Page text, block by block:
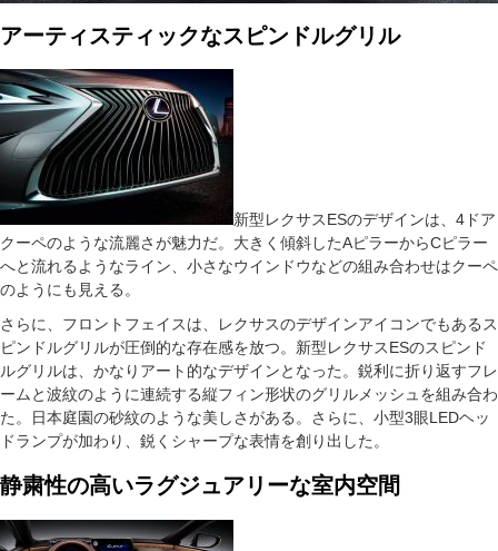
アーティスティックなスピンドルグリル
新型レクサスESのデザインは、4ドア
クーペのような流麗さが魅力だ。大きく傾斜したAピラーからCピラー
へと流れるようなライン、小さなウインドウなどの組み合わせはクーペ
のようにも見える。
さらに、フロントフェイスは、レクサスのデザインアイコンでもあるス
ピンドルグリルが圧倒的な存在感を放つ。新型レクサスESのスピンド
ルグリルは、かなりアート的なデザインとなった。鋭利に折り返すフレ
ームと波紋のように連続する縦フィン形状のグリルメッシュを組み合わ
た。日本庭園の砂紋のような美しさがある。さらに、小型3眼LEDヘッ
ドランプが加わり、鋭くシャープな表情を創り出した。
静粛性の高いラグジュアリーな室内空間